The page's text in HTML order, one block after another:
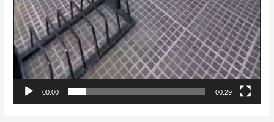
00:00 00:29